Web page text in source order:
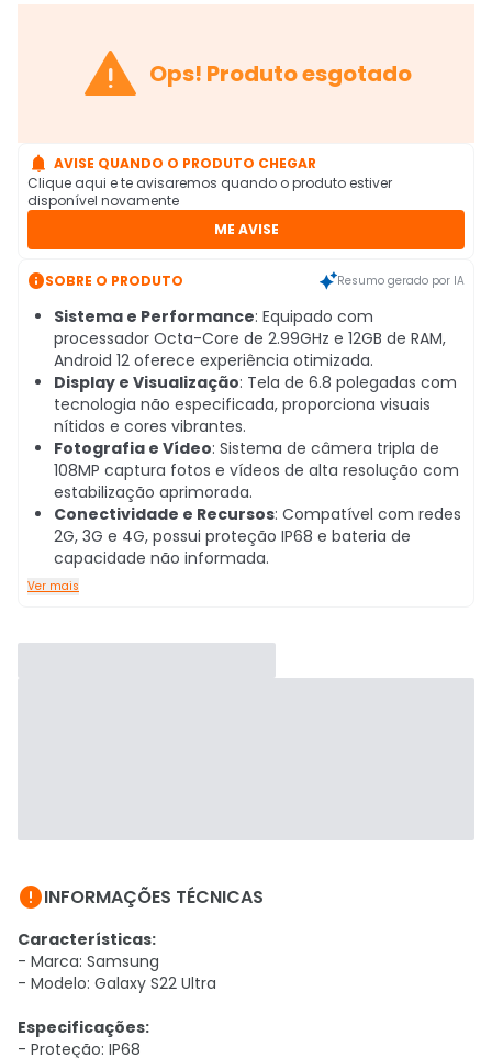
 Ops! Produto esgotado
 AVISE QUANDO O PRODUTO CHEGAR
Clique aqui e te avisaremos quando o produto estiver
disponível novamente
ME AVISE
SOBRE O PRODUTO Resumo gerado por IA
Sistema e Performance: Equipado com
processador Octa-Core de 2.99GHz e 12GB de RAM,
Android 12 oferece experiência otimizada.
Display e Visualização: Tela de 6.8 polegadas com
tecnologia não especificada, proporciona visuais
nítidos e cores vibrantes.
Fotografia e Vídeo: Sistema de câmera tripla de
108MP captura fotos e vídeos de alta resolução com
estabilização aprimorada.
Conectividade e Recursos: Compatível com redes
2G, 3G e 4G, possui proteção IP68 e bateria de
capacidade não informada.
Ver mais
INFORMAÇÕES TÉCNICAS
Características:
- Marca: Samsung
- Modelo: Galaxy S22 Ultra
Especificações:
- Proteção: IP68